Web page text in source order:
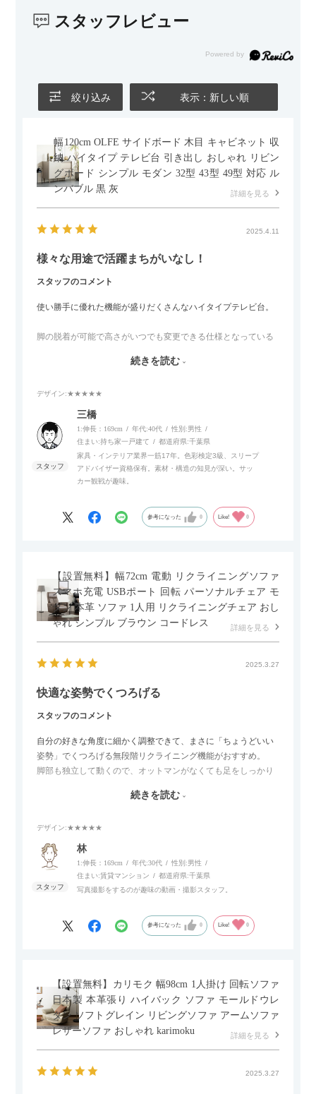
スタッフレビュー
絞り込み 表示：新しい順
幅120cm OLFE サイドボード 木目 キャビネット 収
納 ハイタイプ テレビ台 引き出し おしゃれ リビン
グボード シンプル モダン 32型 43型 49型 対応 ル
ンバブル 黒 灰
詳細を見る
2025.4.11
様々な用途で活躍まちがいなし！
スタッフのコメント
使い勝手に優れた機能が盛りだくさんなハイタイプテレビ台。
脚の脱着が可能で高さがいつでも変更できる仕様となっている
また、補助テーブルとして使用可能なスライドテーブルや収納
内部にもプリンターなどが置けるスライド棚板がついているの
でテレビ台以外にもオフィスなどでの収納家具やリビングでの
サイドボードとして多目的な用途に対応しています。
また、扉は横方向へのスライド式となっているので開閉時のス
ペースを最小限に抑えられ、省スペースでご利用いただけるの
続きを読む
デザイン:★★★★★
三橋
1:伸長：169cm 年代:40代 性別:男性
住まい:持ち家一戸建て 都道府県:千葉県
家具・インテリア業界一筋17年。色彩検定3級、スリープ
アドバイザー資格保有。素材・構造の知見が深い。サッ
カー観戦が趣味。
参考になった 0 Like! 0
【設置無料】幅72cm 電動 リクライニングソファ
スマホ充電 USBポート 回転 パーソナルチェア モ
ダン 本革 ソファ 1人用 リクライニングチェア おし
ゃれ シンプル ブラウン コードレス
詳細を見る
2025.3.27
快適な姿勢でくつろげる
スタッフのコメント
自分の好きな角度に細かく調整できて、まさに「ちょうどいい
姿勢」でくつろげる無段階リクライニング機能がおすすめ。
脚部も独立して動くので、オットマンがなくても足をしっかり
スマホやタブレットを充電しながらリラックスできるのが嬉し
個人的にはコードレス＆充電式なので、コンセントの場所を気
にせず、好きな場所に置けるのが画期的に感じました。
続きを読む
デザイン:★★★★★
林
1:伸長：169cm 年代:30代 性別:男性
住まい:賃貸マンション 都道府県:千葉県
写真撮影をするのが趣味の動画・撮影スタッフ。
参考になった 0 Like! 0
【設置無料】カリモク 幅98cm 1人掛け 回転ソファ
日本製 本革張り ハイバック ソファ モールドウレ
タン ソフトグレイン リビングソファ アームソファ
レザーソファ おしゃれ karimoku
詳細を見る
2025.3.27